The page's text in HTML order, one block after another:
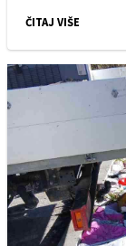
ČITAJ VIŠE